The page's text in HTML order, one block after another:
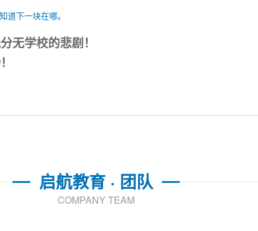
下一块在哪。
无学校的悲剧！
启航教育 · 团队
COMPANY TEAM